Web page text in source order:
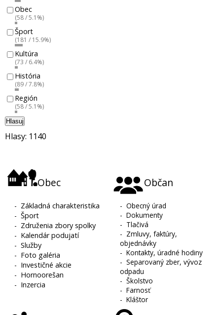
Obec
(58 / 5.1%)
Šport
(181 / 15.9%)
Kultúra
(73 / 6.4%)
História
(89 / 7.8%)
Región
(58 / 5.1%)
Hlasuj
Hlasy: 1140
Obec
- Základná charakteristika
-Šport
- Združenia zbory spolky
- Kalendár podujatí
-Služby
- Foto galéria
- Investičné akcie
- Hornoorešan
- Inzercia
Občan
-Obecný úrad
-Dokumenty
- Tlačivá
- Zmluvy, faktúry,
objednávky
-Kontakty, úradné hodiny
-Separovaný zber, vývoz
odpadu
-Školstvo
-Farnosť
-Kláštor